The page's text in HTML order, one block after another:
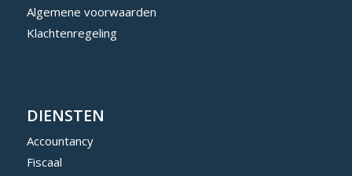
Algemene voorwaarden
Klachtenregeling
DIENSTEN
Accountancy
Fiscaal